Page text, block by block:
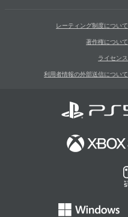
レーティング制度について
著作権について
ライセンス
利用者情報の外部送信について